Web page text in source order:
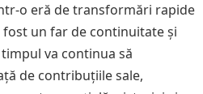
o eră de transformări rapide
un far de continuitate și
va continua să
de contribuțiile sale,